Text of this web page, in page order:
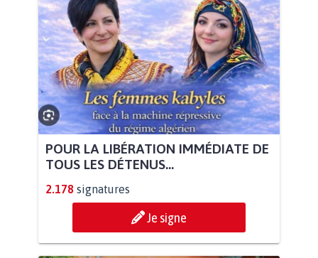
POUR LA LIBÉRATION IMMÉDIATE DE
TOUS LES DÉTENUS...
2.178 signatures
Je signe